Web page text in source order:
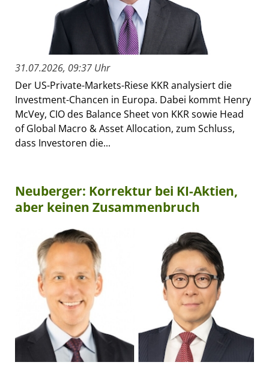
31.07.2026, 09:37 Uhr
Der US-Private-Markets-Riese KKR analysiert die
Investment-Chancen in Europa. Dabei kommt Henry
McVey, CIO des Balance Sheet von KKR sowie Head
of Global Macro & Asset Allocation, zum Schluss,
dass Investoren die...
Neuberger: Korrektur bei KI-Aktien,
aber keinen Zusammenbruch